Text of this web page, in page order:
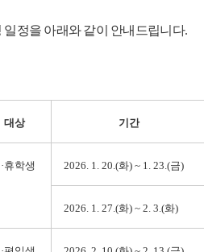
일정을 아래와 같이 안내드립니다.
대상 기간
휴학생 2026. 1. 20.(화) ~ 1. 23.(금)
2026. 1. 27.(화) ~ 2. 3.(화)